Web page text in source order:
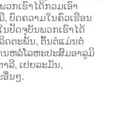
ກເຮົາໄດ້ກວມເອົາ
, ບົດຄວາມໃນຄົວເຮືອນ
ປັດຈຸບັນພວກເຮົາໄດ້
ດຕະພັນ, ຕົ້ນຕໍແມ່ນຕໍ່
ນຫລໍ່ໂລຫະປະສົມອາລູມິ
ລີ, ເຢຍລະມັນ,
ອື່ນໆ.